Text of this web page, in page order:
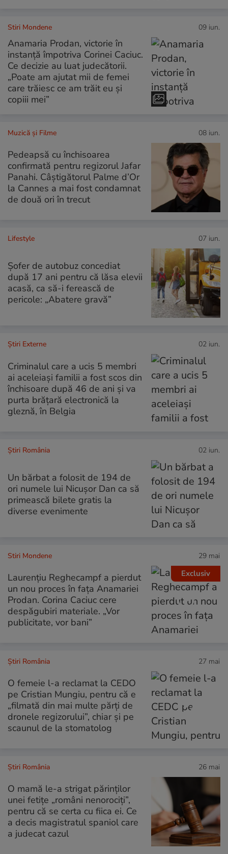
Stiri Mondene 09 iun.
Anamaria Prodan, victorie în
instanță împotriva Corinei Caciuc.
Ce decizie au luat judecătorii.
„Poate am ajutat mii de femei
care trăiesc ce am trăit eu și
copiii mei”
Muzică și Filme 08 iun.
Pedeapsă cu închisoarea
confirmată pentru regizorul Jafar
Panahi. Câștigătorul Palme d’Or
la Cannes a mai fost condamnat
de două ori în trecut
Lifestyle 07 iun.
Șofer de autobuz concediat
după 17 ani pentru că lăsa elevii
acasă, ca să-i ferească de
pericole: „Abatere gravă”
Știri Externe 02 iun.
Criminalul care a ucis 5 membri
ai aceleiași familii a fost scos din
închisoare după 46 de ani și va
purta brățară electronică la
gleznă, în Belgia
Știri România 02 iun.
Un bărbat a folosit de 194 de
ori numele lui Nicușor Dan ca să
primească bilete gratis la
diverse evenimente
Exclusiv
Stiri Mondene 29 mai
Laurențiu Reghecampf a pierdut
un nou proces în fața Anamariei
Prodan. Corina Caciuc cere
despăgubiri materiale. „Vor
publicitate, vor bani”
Știri România 27 mai
O femeie l-a reclamat la CEDO
pe Cristian Mungiu, pentru că e
„filmată din mai multe părţi de
dronele regizorului”, chiar și pe
scaunul de la stomatolog
Știri România 26 mai
O mamă le-a strigat părinților
unei fetițe „români nenorociți”,
pentru că se certa cu fiica ei. Ce
a decis magistratul spaniol care
a judecat cazul